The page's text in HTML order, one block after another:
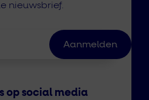
nieuwsbrief.
op social media